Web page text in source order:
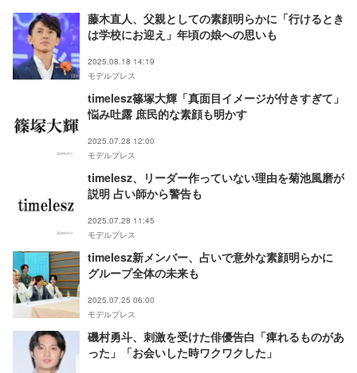
藤木直人、父親としての素顔明らかに「行けるとき
は学校にお迎え」年頃の娘への思いも
2025.08.18 14:19
モデルプレス
timelesz篠塚大輝「真面目イメージが付きすぎて」
悩み吐露 庶民的な素顔も明かす
2025.07.28 12:00
モデルプレス
timelesz、リーダー作っていない理由を菊池風磨が
説明 占い師から警告も
2025.07.28 11:45
モデルプレス
timelesz新メンバー、占いで意外な素顔明らかに
グループ全体の未来も
2025.07.25 06:00
モデルプレス
磯村勇斗、刺激を受けた俳優告白「痺れるものがあ
った」「お会いした時ワクワクした」